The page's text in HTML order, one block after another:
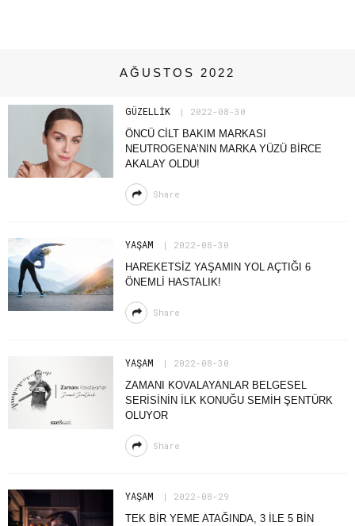
AĞUSTOS 2022
GÜZELLIK
2022-08-30
ÖNCÜ CİLT BAKIM MARKASI
NEUTROGENA’NIN MARKA YÜZÜ BİRCE
AKALAY OLDU!
Share
YAŞAM
2022-08-30
HAREKETSİZ YAŞAMIN YOL AÇTIĞI 6
ÖNEMLİ HASTALIK!
Share
YAŞAM
2022-08-30
ZAMANI KOVALAYANLAR BELGESEL
SERISININ İLK KONUĞU SEMIH ŞENTÜRK
OLUYOR
Share
YAŞAM
2022-08-29
TEK BIR YEME ATAĞINDA, 3 ILE 5 BIN